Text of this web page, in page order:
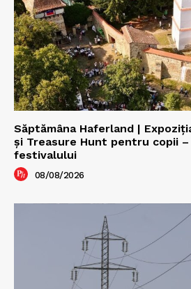
Săptămâna Haferland |
şi Treasure Hunt pentru copii
festivalului
08/08/2026